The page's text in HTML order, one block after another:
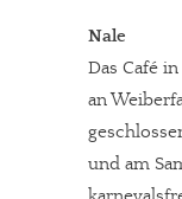
Nale
Das Café
an
und am